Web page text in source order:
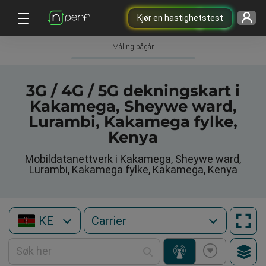
Kjør en hastighetstest
Måling pågår
3G / 4G / 5G dekningskart i
Kakamega, Sheywe ward,
Lurambi, Kakamega fylke,
Kenya
Mobildatanettverk i Kakamega, Sheywe ward,
Lurambi, Kakamega fylke, Kakamega, Kenya
KE